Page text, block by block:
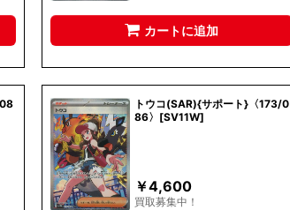
カートに追加
トウコ(SAR){サポート}〈173/0
86〉[SV11W]
￥4,600
買取募集中！